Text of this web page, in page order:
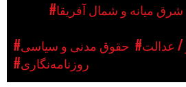
شرق میانه و شمال آفریقا
#حقوق مدنی و سیاسی
/ عدالت
#روزنامه‌نگاری